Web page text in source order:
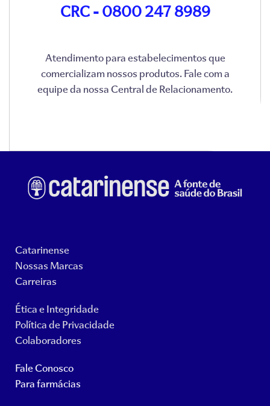
CRC - 0800 247 8989
Atendimento para estabelecimentos que
comercializam nossos produtos. Fale com a
equipe da nossa Central de Relacionamento.
Catarinense
Nossas Marcas
Carreiras
Ética e Integridade
Política de Privacidade
Colaboradores
Fale Conosco
Para farmácias